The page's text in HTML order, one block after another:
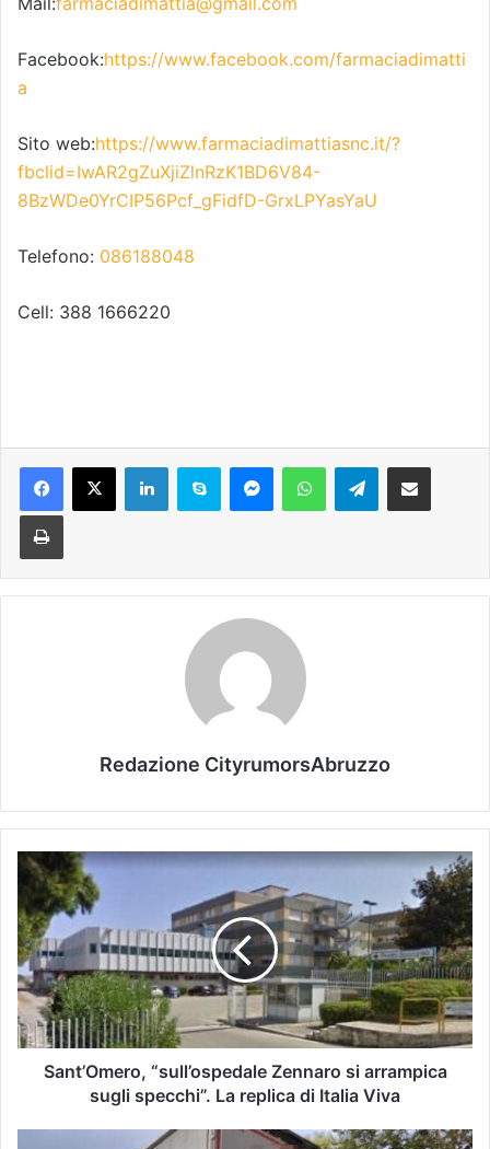
Facebook:https://www.facebook.com/farmaciadimatti
a
Sito web:https://www.farmaciadimattiasnc.it/?
fbclid=IwAR2gZuXjiZlnRzK1BD6V84-
8BzWDe0YrCIP56Pcf_gFidfD-GrxLPYasYaU
Telefono: 086188048
Cell: 388 1666220
Telegram
Redazione CityrumorsAbruzzo
Sant’Omero, “sull’ospedale Zennaro si arrampica
sugli specchi”. La replica di Italia Viva